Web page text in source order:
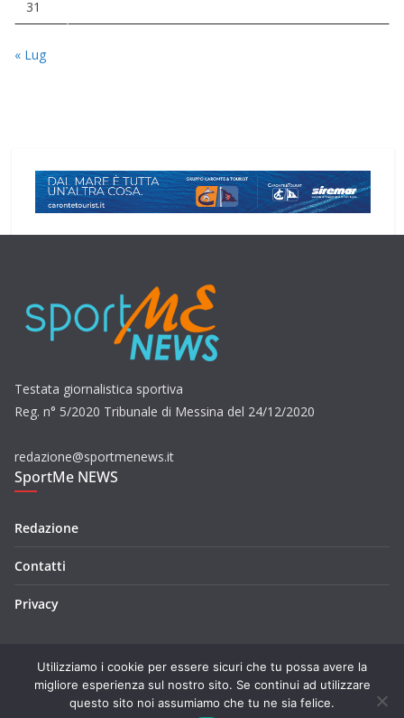
31
« Lug
Testata giornalistica sportiva
Reg. n° 5/2020 Tribunale di Messina del 24/12/2020
redazione@sportmenews.it
SportMe NEWS
Redazione
Contatti
Privacy
Copyright © 2026SportMe NEWS. Tutti i diritti riservati.
Utilizziamo i cookie per essere sicuri che tu possa avere la
migliore esperienza sul nostro sito. Se continui ad utilizzare
questo sito noi assumiamo che tu ne sia felice.